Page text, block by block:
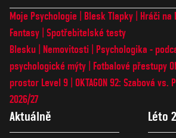
Moje Psychologie Blesk Tlapky Hráči na
Fantasy Spotřebitelské testy
Blesku
Nemovitosti
Psychologika -
psychologické mýty
Fotbalové přestupy
prostor Level 9 OKTAGON 92: Szabová vs.
2026/27
Aktuálně Léto